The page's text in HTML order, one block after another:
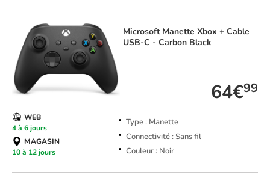
Microsoft Manette Xbox + Cable
USB-C - Carbon Black
64€99
Type : Manette
Connectivité : Sans fil
Couleur : Noir
WEB
4 à 6 jours
MAGASIN
10 à 12 jours